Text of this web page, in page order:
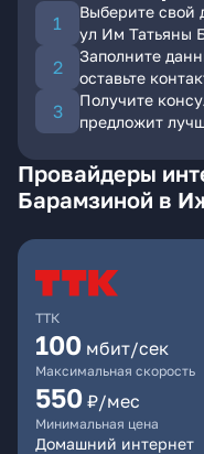
Выберите свой
ул Им Татьяны
Заполните
оставьте
Получите
предложит
Провайдеры
Барамзиной в
ТТК
100 мбит/сек
Максимальная скорость
550 ₽/мес
Минимальная цена
Домашний интернет